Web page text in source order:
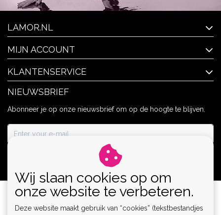
LAMOR.NL
MIJN ACCOUNT
KLANTENSERVICE
NIEUWSBRIEF
Abonneer je op onze nieuwsbrief om op de hoogte te blijven.
Wij slaan cookies op om
onze website te verbeteren.
Deze website maakt gebruik van “cookies” (tekstbestandjes